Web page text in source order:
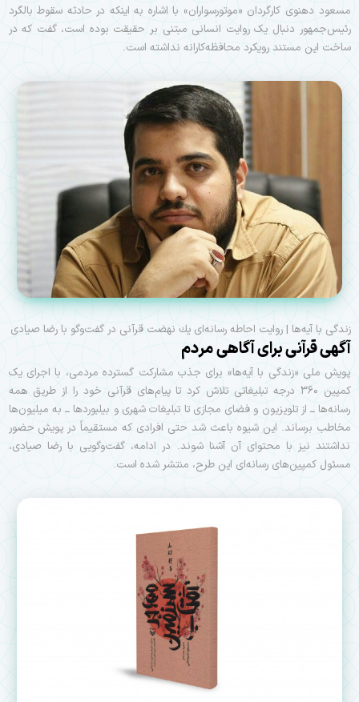
مسعود دهنوی کارگردان «موتورسواران» با اشاره به اینکه در حادثه سقوط بالگرد
رئیس‌جمهور دنبال یک روایت انسانی مبتنی بر حقیقت بوده است، گفت که در
ساخت این مستند رویکرد محافظه‌کارانه نداشته است.
زندگی با آیه‌ها | روایت احاطه رسانه‌ای یك نهضت قرآنی در گفت‌وگو با رضا صیادی
آگهی قرآنی برای آگاهی مردم
پویش ملی «زندگی با آیه‌ها» برای جذب مشارکت گسترده مردمی، با اجرای یک
کمپین ۳۶۰ درجه تبلیغاتی تلاش کرد تا پیام‌های قرآنی خود را از طریق همه
رسانه‌ها ــ از تلویزیون و فضای مجازی تا تبلیغات شهری و بیلبوردها ــ به میلیون‌ها
مخاطب برساند. این شیوه باعث شد حتی افرادی که مستقیماً در پویش حضور
نداشتند نیز با محتوای آن آشنا شوند. در ادامه، گفت‌وگویی با رضا صیادی،
مسئول کمپین‌های رسانه‌ای این طرح، منتشر شده است.